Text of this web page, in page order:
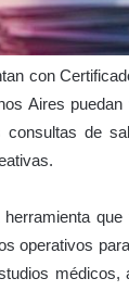
con
Aires
de
operativos